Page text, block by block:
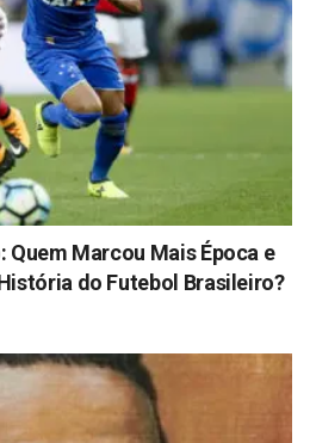
Marcou Mais Época e
do Futebol Brasileiro?